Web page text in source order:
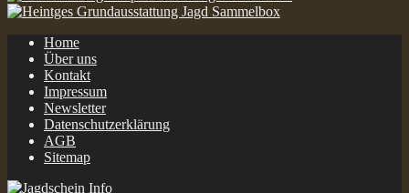
Home
Über uns
Kontakt
Impressum
Newsletter
Datenschutzerklärung
AGB
Sitemap